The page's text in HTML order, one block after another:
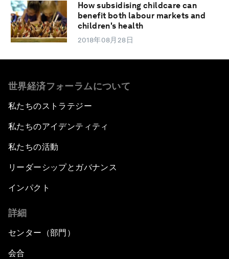
How subsidising childcare can
benefit both labour markets and
children's health
2018年08月28日
世界経済フォーラムについて
私たちのストラテジー
私たちのアイデンティティ
私たちの活動
リーダーシップとガバナンス
インパクト
詳細
センター（部門）
会合